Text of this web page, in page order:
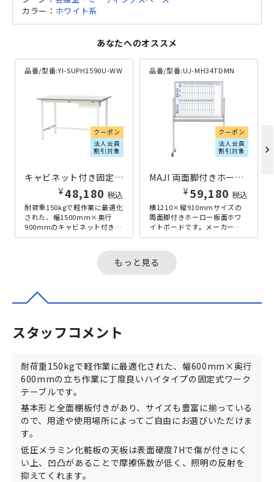
カラー： ホワイト系
あなたへのオススメ
品番/型番:YI-SUPH1590U-WW
クーポン
法人会員
割引対象
キャビネット付き固定式ワークテーブル ハイタイプ W1500×D900×H950 ホワイト
¥48,180 税込
耐荷重150kgで軽作業に最適化
された、幅1500mm×奥行
900mmのキャビネット付き固
定式ワークテーブルのハイタ
品番/型番:UJ-MH34TDMN
クーポン
法人会員
割引対象
MAJI 両面脚付きホーロー板面ホワイトボード 縦書き・月予定 W1210×H910 ホワイト
¥ 59,180 税込
横1210×縦910mmサイズの
両面脚付きホーロー板面ホワ
イトボードです。メーカーオ
リジナルのアルミフレームを
chevron_right
もっと見る
スタッフコメント
耐荷重150kgで軽作業に最適化された、幅600mm×奥行
600mmの立ち作業に丁度良いハイタイプの固定式ワーク
テーブルです。
基本形と全面棚板付きがあり、サイズも豊富に揃っている
ので、用途や使用場所によってご自由にお選びいただけま
す。
低圧メラミン化粧板の天板は表面硬度7Hで傷が付きにく
い上、凹凸があることで摩擦係数が低く、照明の反射を
抑えてくれます。